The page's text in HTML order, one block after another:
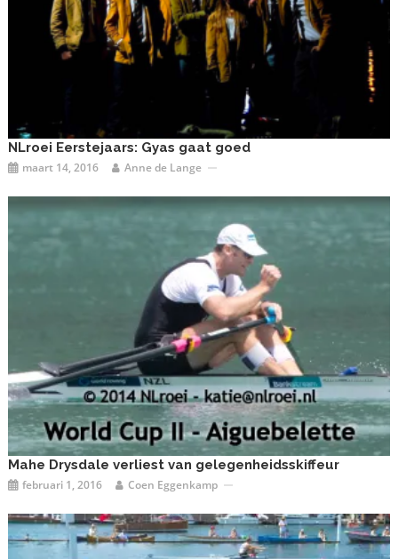
NLroei Eerstejaars: Gyas gaat goed
maart 14, 2016 Anne de Lange
Mahe Drysdale verliest van gelegenheidsskiffeur
februari 1, 2016 Coen Eggenkamp